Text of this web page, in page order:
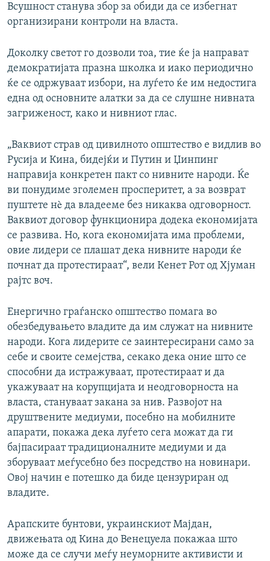
Всушност станува збор за обиди да се избегнат
организирани контроли на власта.
Доколку светот го дозволи тоа, тие ќе ја направат
демократијата празна школка и иако периодично
ќе се одржуваат избори, на луѓето ќе им недостига
една од основните алатки за да се слушне нивната
загриженост, како и нивниот глас.
„Ваквиот страв од цивилното општество е видлив во
Русија и Кина, бидејќи и Путин и Џинпинг
направија конкретен пакт со нивните народи. Ќе
ви понудиме зголемен просперитет, а за возврат
пуштете нè да владееме без никаква одговорност.
Ваквиот договор функционира додека економијата
се развива. Но, кога економијата има проблеми,
овие лидери се плашат дека нивните народи ќе
почнат да протестираат“, вели Кенет Рот од Хјуман
рајтс воч.
Енергично граѓанско општество помага во
обезбедувањето владите да им служат на нивните
народи. Кога лидерите се заинтересирани само за
себе и своите семејства, секако дека оние што се
способни да истражуваат, протестираат и да
укажуваат на корупцијата и неодговорноста на
власта, стануваат закана за нив. Развојот на
друштвените медиуми, посебно на мобилните
апарати, покажа дека луѓето сега можат да ги
бајпасираат традиционалните медиуми и да
зборуваат меѓусебно без посредство на новинари.
Овој начин е потешко да биде цензуриран од
владите.
Арапските бунтови, украинскиот Мајдан,
движењата од Кина до Венецуела покажаа што
може да се случи меѓу неуморните активисти и